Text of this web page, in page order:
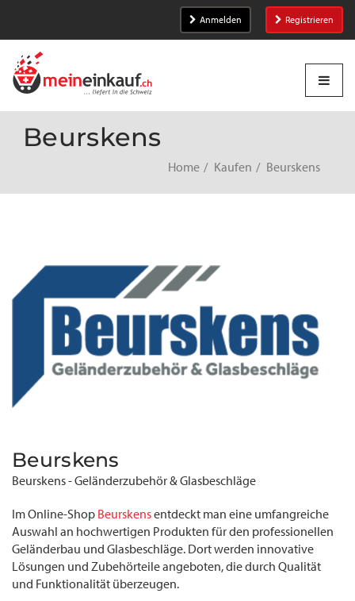
Anmelden Registrieren
Beurskens
Home Kaufen Beurskens
Beurskens
Beurskens - Geländerzubehör & Glasbeschläge
Im Online-Shop Beurskensentdeckt man eine umfangreiche
Auswahl an hochwertigen Produkten für den professionellen
Geländerbau und Glasbeschläge. Dort werden innovative
Lösungen und Zubehörteile angeboten, die durch Qualität
und Funktionalität überzeugen.